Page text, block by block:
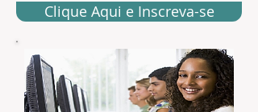
Clique Aqui e Inscreva-se